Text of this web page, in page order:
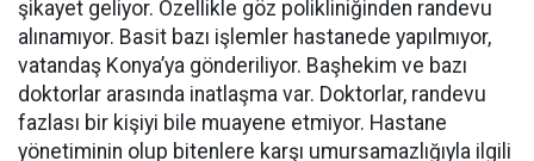
şikayet geliyor. Özellikle göz polikliniğinden randevu
alınamıyor. Basit bazı işlemler hastanede yapılmıyor,
vatandaş Konya’ya gönderiliyor. Başhekim ve bazı
doktorlar arasında inatlaşma var. Doktorlar, randevu
fazlası bir kişiyi bile muayene etmiyor. Hastane
yönetiminin olup bitenlere karşı umursamazlığıyla ilgili